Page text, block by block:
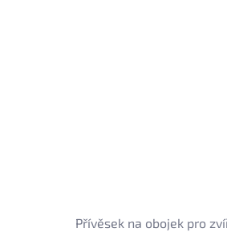
Přívěsek na obojek pro